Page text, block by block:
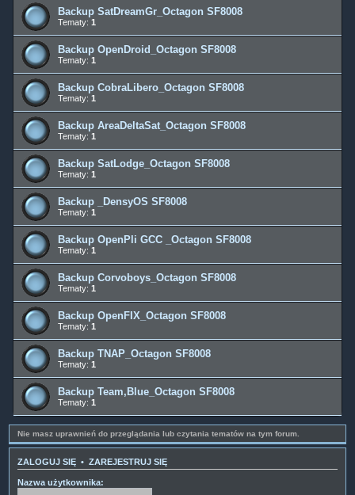
Backup SatDreamGr_Octagon SF8008
Tematy: 1
Backup OpenDroid_Octagon SF8008
Tematy: 1
Backup CobraLibero_Octagon SF8008
Tematy: 1
Backup AreaDeltaSat_Octagon SF8008
Tematy: 1
Backup SatLodge_Octagon SF8008
Tematy: 1
Backup _DensyOS SF8008
Tematy: 1
Backup OpenPli GCC _Octagon SF8008
Tematy: 1
Backup Corvoboys_Octagon SF8008
Tematy: 1
Backup OpenFIX_Octagon SF8008
Tematy: 1
Backup TNAP_Octagon SF8008
Tematy: 1
Backup Team,Blue_Octagon SF8008
Tematy: 1
Nie masz uprawnień do przeglądania lub czytania tematów na tym forum.
ZALOGUJ SIĘ • ZAREJESTRUJ SIĘ
Nazwa użytkownika: